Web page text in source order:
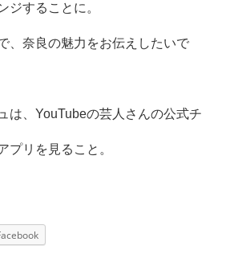
ジすることに。
、奈良の魅力をお伝えしたいで
は、YouTubeの芸人さんの公式チ
プリを見ること。